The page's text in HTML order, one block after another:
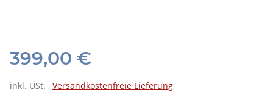
399,00 €
inkl. USt. , Versandkostenfreie Lieferung